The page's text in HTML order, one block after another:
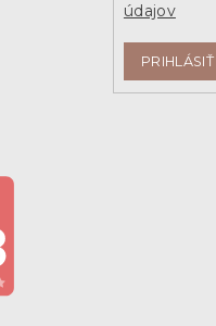
údajov